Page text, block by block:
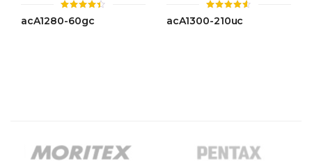
ให้
คะแนน
acA1280-60gc
ให้
คะแนน
acA1300-210uc